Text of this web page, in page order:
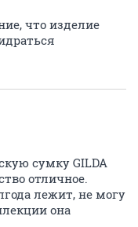
что изделие
сумку GILDA
отличное.
лежит, не могу
она